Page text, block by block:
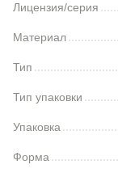
Лицензия/серия
Материал
Тип
Тип упаковки
Упаковка
Форма